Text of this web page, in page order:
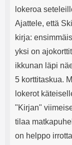
lokeroa
Ajattele, että
kirja:
yksi on
ikkunan läpi
5 korttitaskua.
lokerot
"Kirjan"
tilaa
on helppo